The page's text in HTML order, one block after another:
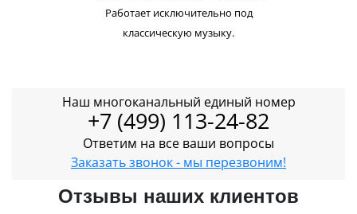
Смотрел фильм
"Титаник" 7 раз.
Наш многоканальный единый номер
+7 (499) 113-24-82
Ответим на все ваши вопросы
Заказать звонок - мы перезвоним!
Отзывы наших клиентов